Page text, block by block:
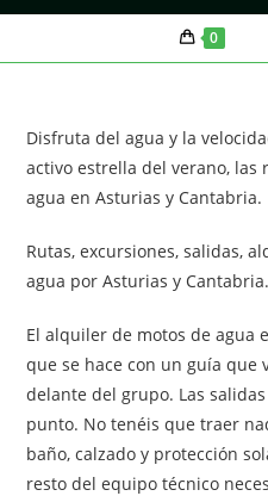
0
Disfruta del agua y la
activo estrella del verano,
agua en Asturias y Cantabria.
Rutas, excursiones, salidas,
agua por Asturias y Cantabria.
El alquiler de motos de agua
que se hace con un guía que
delante del grupo. Las
punto. No tenéis que traer
baño, calzado y protección
resto del equipo técnico